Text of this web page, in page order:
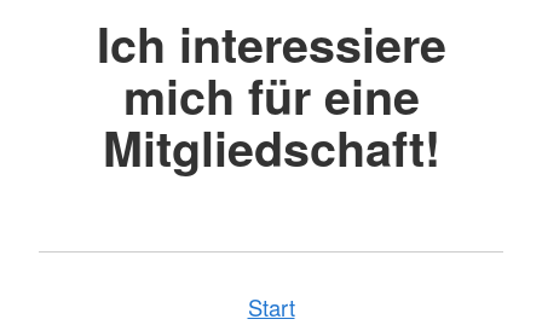
Ich interessiere
mich für eine
Mitgliedschaft!
Start